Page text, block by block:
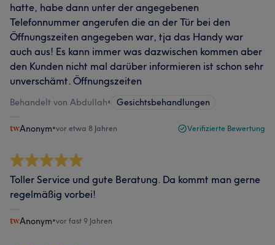
hatte, habe dann unter der angegebenen
Telefonnummer angerufen die an der Tür bei den
Öffnungszeiten angegeben war, tja das Handy war
auch aus! Es kann immer was dazwischen kommen aber
den Kunden nicht mal darüber informieren ist schon sehr
unverschämt. Öffnungszeiten
Behandelt von Abdullah• Gesichtsbehandlungen
Anonym•vor etwa 8 Jahren Verifizierte Bewertung
Toller Service und gute Beratung. Da kommt man gerne
regelmäßig vorbei!
Anonym•vor fast 9 Jahren